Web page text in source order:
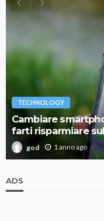
TECHNOLOGY
Cambiare
farti risparmiare
god 1 anno ago
ADS